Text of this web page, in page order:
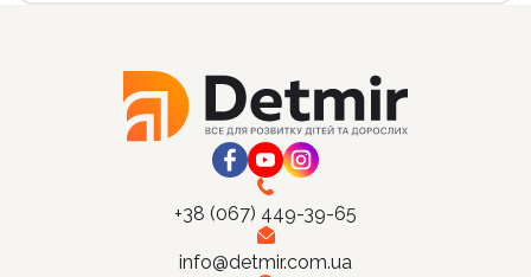
+38 (067) 449-39-65
info@detmir.com.ua